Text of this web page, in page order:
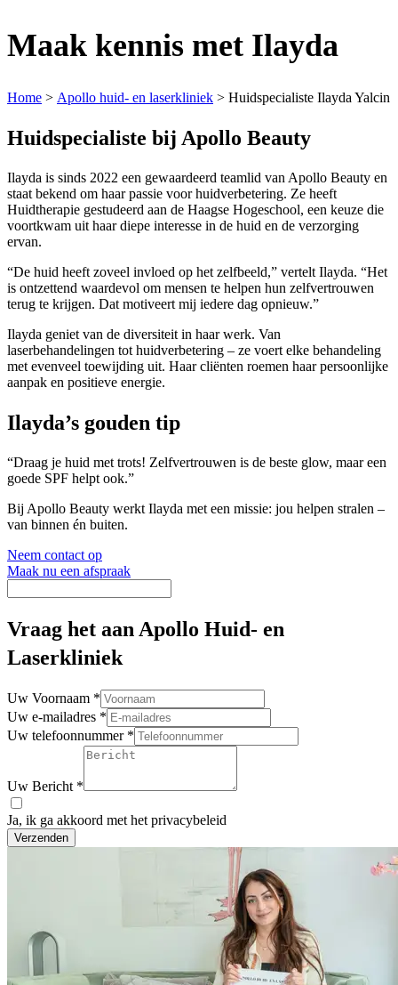
Maak kennis met Ilayda
Home > Apollo huid- en laserkliniek > Huidspecialiste Ilayda Yalcin
Huidspecialiste bij Apollo Beauty
Ilayda is sinds 2022 een gewaardeerd teamlid van Apollo Beauty en
staat bekend om haar passie voor huidverbetering. Ze heeft
Huidtherapie gestudeerd aan de Haagse Hogeschool, een keuze die
voortkwam uit haar diepe interesse in de huid en de verzorging
ervan.
“De huid heeft zoveel invloed op het zelfbeeld,” vertelt Ilayda. “Het
is ontzettend waardevol om mensen te helpen hun zelfvertrouwen
terug te krijgen. Dat motiveert mij iedere dag opnieuw.”
Ilayda geniet van de diversiteit in haar werk. Van
laserbehandelingen tot huidverbetering – ze voert elke behandeling
met evenveel toewijding uit. Haar cliënten roemen haar persoonlijke
aanpak en positieve energie.
Ilayda’s gouden tip
“Draag je huid met trots! Zelfvertrouwen is de beste glow, maar een
goede SPF helpt ook.”
Bij Apollo Beauty werkt Ilayda met een missie: jou helpen stralen –
van binnen én buiten.
Neem contact op
Maak nu een afspraak
Vraag het aan Apollo Huid- en
Laserkliniek
Uw Voornaam *
Uw e-mailadres *
Uw telefoonnummer *
Uw Bericht *
Ja, ik ga akkoord met het privacybeleid
Verzenden